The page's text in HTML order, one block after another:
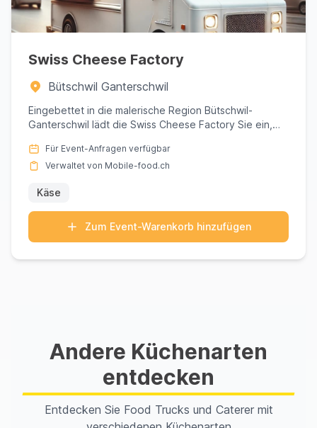
Swiss Cheese Factory
Bütschwil Ganterschwil
Eingebettet in die malerische Region Bütschwil-
Ganterschwil lädt die Swiss Cheese Factory Sie ein,
Für Event-Anfragen verfügbar
Verwaltet von Mobile-food.ch
Käse
Zum Event-Warenkorb hinzufügen
Andere Küchenarten
entdecken
Entdecken Sie Food Trucks und Caterer mit